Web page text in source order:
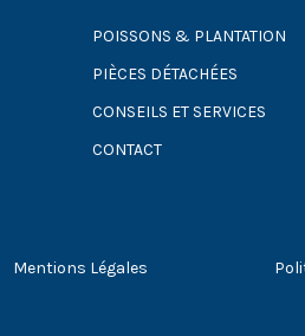
POISSONS & PLANTATION
PIÈCES DÉTACHÉES
CONSEILS ET SERVICES
CONTACT
Mentions Légales